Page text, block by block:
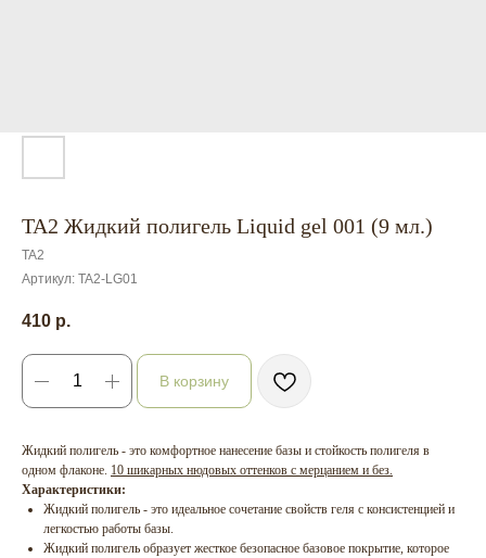
TA2 Жидкий полигель Liquid gel 001 (9 мл.)
TA2
Артикул: TA2-LG01
410 р.
В корзину
Жидкий полигель - это комфортное нанесение базы и стойкость полигеля в
одном флаконе. 10 шикарных нюдовых оттенков с мерцанием и без.
Характеристики:
Жидкий полигель - это идеальное сочетание свойств геля с консистенцией и
легкостью работы базы.
Жидкий полигель образует жесткое безопасное базовое покрытие, которое